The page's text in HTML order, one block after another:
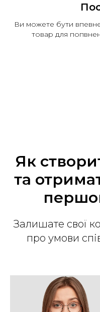
Ви можете бути
товар для
Як
та
Залишате свої
про умови